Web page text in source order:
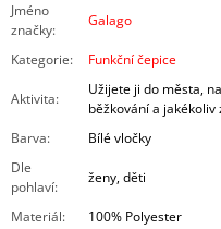
Jméno
značky:
Galago
Kategorie: Funkční čepice
Aktivita:
Užijete ji do města,
běžkování a
Barva:
Bílé vločky
Dle
pohlaví:
ženy, děti
Materiál: 100% Polyester